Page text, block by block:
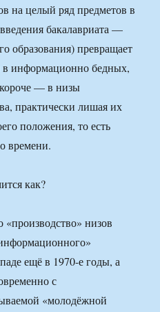
на целый ряд предметов в
бакалавриата —
образования) превращает
информационно бедных,
— в низы
практически лишая их
положения, то есть
времени.
как?
низов
ещё в 1970-е годы, а
с
«молодёжной